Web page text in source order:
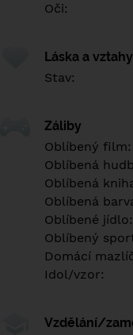
Oči:
Láska a vztahy
Stav:
Záliby
Oblíbený film:
Oblíbená
Oblíbená
Oblíbená
Oblíbené jídlo:
Oblíbený
Domácí
Idol/vzor:
Vzdělání/